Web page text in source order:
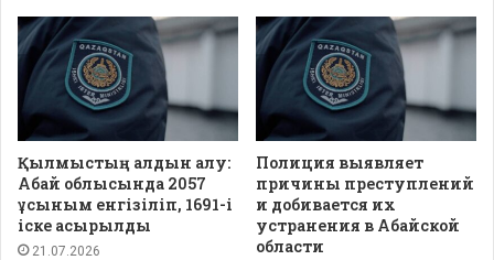
Қылмыстың алдын алу:
Абай облысында 2057
ұсыным енгізіліп, 1691-і
іске асырылды
21.07.2026
Полиция выявляет
причины преступлений
и добивается их
устранения в Абайской
области